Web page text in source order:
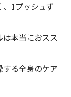
、1プッシュず
は本当におスス
る全身のケア